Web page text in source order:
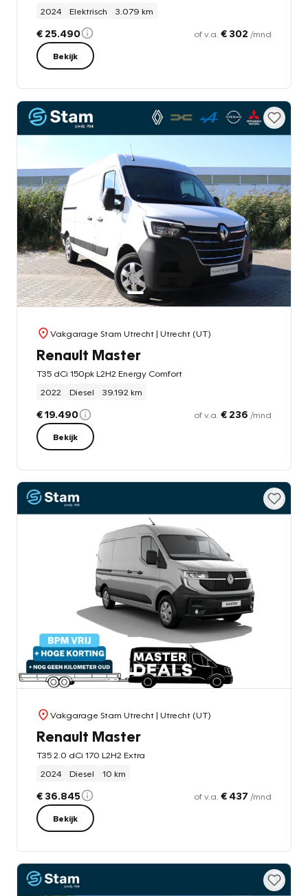
2024
Elektrisch 3.079 km
€ 25.490 of v.a. € 302 /mnd
Bekijk
Vakgarage Stam Utrecht| Utrecht (UT)
Renault Master
T35 dCi 150pk L2H2 Energy Comfort
2022
Diesel 39.192 km
€ 19.490 of v.a. € 236 /mnd
Bekijk
Vakgarage Stam Utrecht| Utrecht (UT)
Renault Master
T35 2.0 dCi 170 L2H2 Extra
2024
Diesel 10 km
€ 36.845 of v.a. € 437 /mnd
Bekijk